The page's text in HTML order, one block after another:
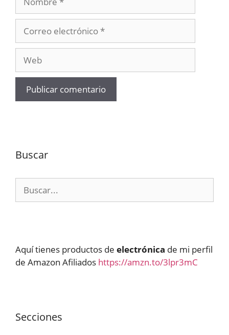
electrónico
Buscar
Aquí tienes productos de electrónica de mi perfil
de Amazon Afiliados https://amzn.to/3lpr3mC
Secciones